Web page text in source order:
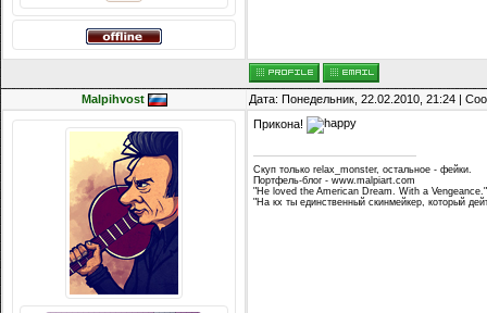
Malpihvost Дата: Понедельник, 22.02.2010, 21:24 |
Прикона!
Скуп только relax_monster, остальное - фейки.
Портфель-блог - www.malpiart.com
"He loved the American Dream. With a
"На кх ты единственный скинмейкер, который